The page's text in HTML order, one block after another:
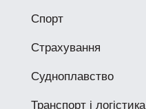
Спорт
Страхування
Судноплавство
Транспорт і логістика